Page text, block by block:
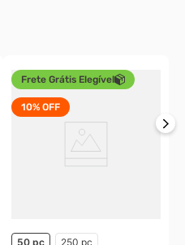
Frete Grátis Elegível
10% OFF
50 pç 250 pç